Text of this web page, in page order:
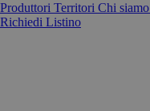
Produttori Territori Chi siamo
Richiedi Listino